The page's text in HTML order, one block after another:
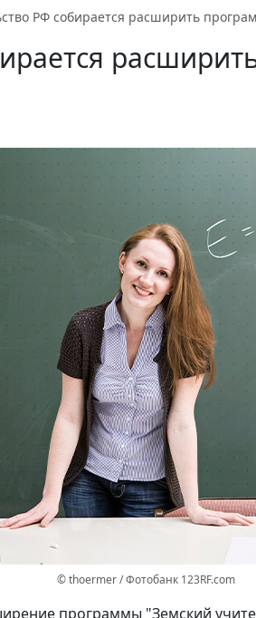
РФ собирается расширить
© thoermer / Фотобанк 123RF.com
программы "Земский